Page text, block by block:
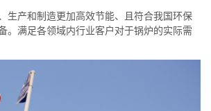
生产和制造更加高效节能、且符合我国环保
。满足各领域内行业客户对于锅炉的实际需